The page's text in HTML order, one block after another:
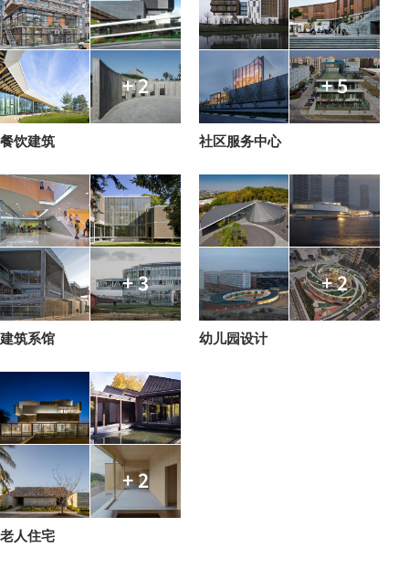
+ 2
餐饮建筑
+ 5
社区服务中心
+ 3
建筑系馆
+ 2
幼儿园设计
+ 2
老人住宅